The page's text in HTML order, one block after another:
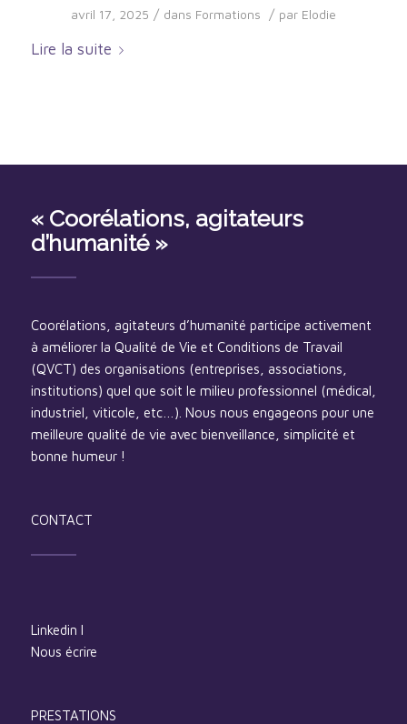
avril 17, 2025 / dans Formations / par Elodie
Lire la suite
« Coorélations, agitateurs
d’humanité »
Coorélations, agitateurs d’humanité participe activement
à améliorer la Qualité de Vie et Conditions de Travail
(QVCT) des organisations (entreprises, associations,
institutions) quel que soit le milieu professionnel (médical,
industriel, viticole, etc…). Nous nous engageons pour une
meilleure qualité de vie avec bienveillance, simplicité et
bonne humeur !
CONTACT
Linkedin
Nous écrire
PRESTATIONS